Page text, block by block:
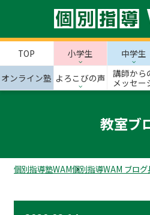
TOP 小学生 中学生
オンライン塾 よろこびの声
講師から
メッセー
教室ブ
個別指導塾WAM個別指導WAM ブログ